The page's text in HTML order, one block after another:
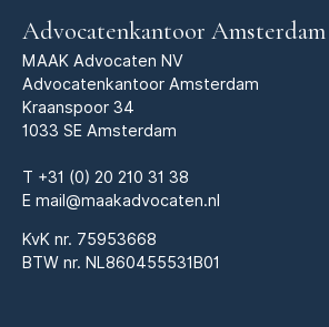
Advocatenkantoor Amsterdam
MAAK Advocaten NV
Advocatenkantoor Amsterdam
Kraanspoor 34
1033 SE Amsterdam
T +31 (0) 20 210 31 38
E mail@maakadvocaten.nl
KvK nr. 75953668
BTW nr. NL860455531B01